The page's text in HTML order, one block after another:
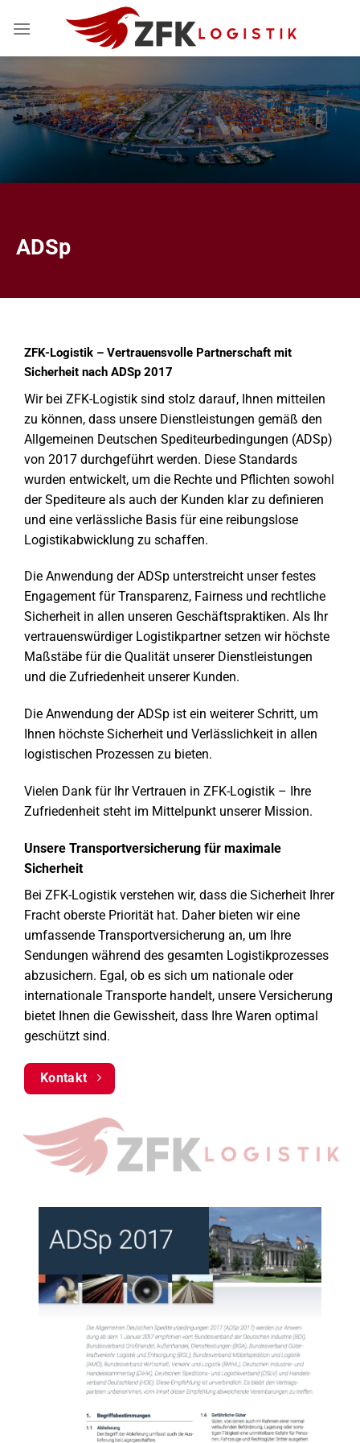
Inhalt
ADSp
ZFK-Logistik – Vertrauensvolle Partnerschaft mit
Sicherheit nach ADSp 2017
Wir bei ZFK-Logistik sind stolz darauf, Ihnen mitteilen
zu können, dass unsere Dienstleistungen gemäß den
Allgemeinen Deutschen Spediteurbedingungen (ADSp)
von 2017 durchgeführt werden. Diese Standards
wurden entwickelt, um die Rechte und Pflichten sowohl
der Spediteure als auch der Kunden klar zu definieren
und eine verlässliche Basis für eine reibungslose
Logistikabwicklung zu schaffen.
Die Anwendung der ADSp unterstreicht unser festes
Engagement für Transparenz, Fairness und rechtliche
Sicherheit in allen unseren Geschäftspraktiken. Als Ihr
vertrauenswürdiger Logistikpartner setzen wir höchste
Maßstäbe für die Qualität unserer Dienstleistungen
und die Zufriedenheit unserer Kunden.
Die Anwendung der ADSp ist ein weiterer Schritt, um
Ihnen höchste Sicherheit und Verlässlichkeit in allen
logistischen Prozessen zu bieten.
Vielen Dank für Ihr Vertrauen in ZFK-Logistik – Ihre
Zufriedenheit steht im Mittelpunkt unserer Mission.
Unsere Transportversicherung für maximale
Sicherheit
Bei ZFK-Logistik verstehen wir, dass die Sicherheit Ihrer
Fracht oberste Priorität hat. Daher bieten wir eine
umfassende Transportversicherung an, um Ihre
Sendungen während des gesamten Logistikprozesses
abzusichern. Egal, ob es sich um nationale oder
internationale Transporte handelt, unsere Versicherung
bietet Ihnen die Gewissheit, dass Ihre Waren optimal
geschützt sind.
Kontakt